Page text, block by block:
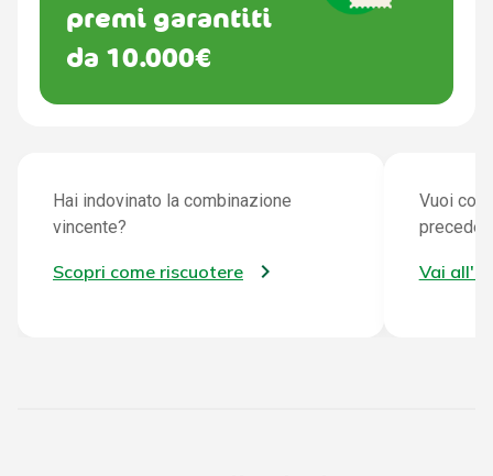
premi garantiti
da 10.000€
Hai indovinato la combinazione
vincente?
Scopri come riscuotere
Vuoi
Vai